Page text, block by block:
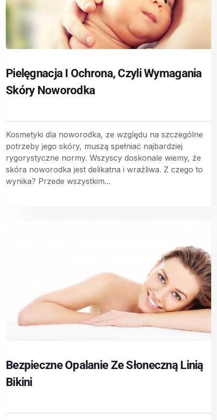
Pielęgnacja I Ochrona, Czyli Wymagania
Skóry Noworodka
Kosmetyki dla noworodka, ze względu na szczególne
potrzeby jego skóry, muszą spełniać najbardziej
rygorystyczne normy. Wszyscy doskonale wiemy, że
skóra noworodka jest delikatna i wrażliwa. Z czego to
wynika? Przede wszystkim...
Bezpieczne Opalanie Ze Słoneczną Linią
Bikini